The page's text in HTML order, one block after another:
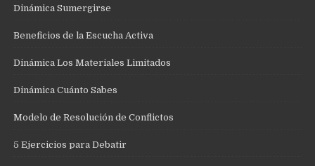
Dinámica Sumergirse
Beneficios de la Escucha Activa
Dinámica Los Materiales Limitados
Dinámica Cuánto Sabes
Modelo de Resolución de Conflictos
5 Ejercicios para Debatir